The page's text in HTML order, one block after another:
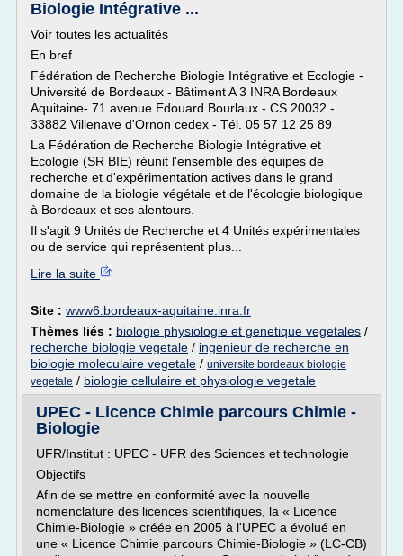
Biologie Intégrative ...
Voir toutes les actualités
En bref
Fédération de Recherche Biologie Intégrative et Ecologie -
Université de Bordeaux - Bâtiment A 3 INRA Bordeaux
Aquitaine- 71 avenue Edouard Bourlaux - CS 20032 -
33882 Villenave d'Ornon cedex - Tél. 05 57 12 25 89
La Fédération de Recherche Biologie Intégrative et
Ecologie (SR BIE) réunit l'ensemble des équipes de
recherche et d'expérimentation actives dans le grand
domaine de la biologie végétale et de l'écologie biologique
à Bordeaux et ses alentours.
Il s'agit 9 Unités de Recherche et 4 Unités expérimentales
ou de service qui représentent plus...
Lire la suite
Site : www6.bordeaux-aquitaine.inra.fr
Thèmes liés : biologie physiologie et genetique vegetales /
recherche biologie vegetale / ingenieur de recherche en
biologie moleculaire vegetale / universite bordeaux biologie
vegetale / biologie cellulaire et physiologie vegetale
UPEC - Licence Chimie parcours Chimie -
Biologie
UFR/Institut : UPEC - UFR des Sciences et technologie
Objectifs
Afin de se mettre en conformité avec la nouvelle
nomenclature des licences scientifiques, la « Licence
Chimie-Biologie » créée en 2005 à l'UPEC a évolué en
une « Licence Chimie parcours Chimie-Biologie » (LC-CB)